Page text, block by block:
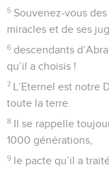
5 Souvenez-vous
miracles et de ses
6 descendants
qu’il a choisis !
7 L’Eternel est notre
toute la terre.
8 Il se rappelle
1000 générations,
9 le pacte qu’il a